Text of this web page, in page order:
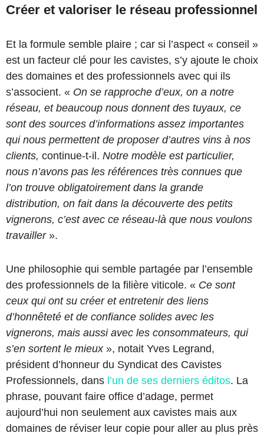
Créer et valoriser le réseau professionnel
Et la formule semble plaire ; car si l’aspect « conseil »
est un facteur clé pour les cavistes, s’y ajoute le choix
des domaines et des professionnels avec qui ils
s’associent. « On se rapproche d’eux, on a notre
réseau, et beaucoup nous donnent des tuyaux, ce
sont des sources d’informations assez importantes
qui nous permettent de proposer d’autres vins à nos
clients, continue-t-il. Notre modèle est particulier,
nous n’avons pas les références très connues que
l’on trouve obligatoirement dans la grande
distribution, on fait dans la découverte des petits
vignerons, c’est avec ce réseau-là que nous voulons
travailler».
Une philosophie qui semble partagée par l’ensemble
des professionnels de la filière viticole. « Ce sont
ceux qui ont su créer et entretenir des liens
d’honnêteté et de confiance solides avec les
vignerons, mais aussi avec les consommateurs, qui
s’en sortent le mieux », notait Yves Legrand,
président d’honneur du Syndicat des Cavistes
Professionnels, dans l’un de ses derniers éditos. La
phrase, pouvant faire office d’adage, permet
aujourd’hui non seulement aux cavistes mais aux
domaines de réviser leur copie pour aller au plus près